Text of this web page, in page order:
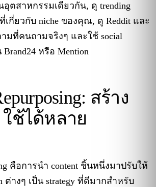
นอุตสาหกรรมเดียวกัน, ดู trending
เกี่ยวกับ niche ของคุณ, ดู Reddit และ
มที่คนถามจริงๆ และใช้ social
Brand24 หรือ Mention
สร้าง
ใช้ได้หลาย
คือการนำ content ชิ้นหนึ่งมาปรับให้
ต่างๆ เป็น strategy ที่ดีมากสำหรับ